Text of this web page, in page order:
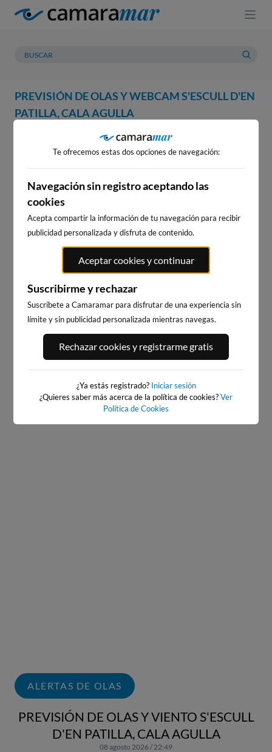
PREVISIÓN DE OLAS Y WEBCAM S'ESCULL D'EN
PATILLA, CALA AGULLA
PREVISIÓN METEOROLOGÍA
WEBCAM S'ESCULL D'EN
PATILLA, CALA AGULLA
WEBCAMS CERCANAS
PORT ANDRATX
94km · Andratx
PLAYA EL MASNOU
0.0 m CHOPI
ALERTAS DE OLAS
PREVISIÓN DE OLAS Y VIENTO S'ESCULL
D'EN PATILLA, CALA AGULLA
08 agosto 2026 / 22:49
Te ofrecemos estas dos opciones de navegación:
Navegación sin registro aceptando las
cookies
Acepta compartir la información de tu navegación para recibir
publicidad personalizada y disfruta de contenido.
Aceptar cookies y continuar
Suscribirme y rechazar
Suscríbete a Camaramar para disfrutar de una experiencia sin
límite y sin publicidad personalizada mientras navegas.
Rechazar cookies y registrarme gratis
¿Ya estás registrado? Iniciar sesión
¿Quieres saber más acerca de la política de cookies?Ver
Política de Cookies